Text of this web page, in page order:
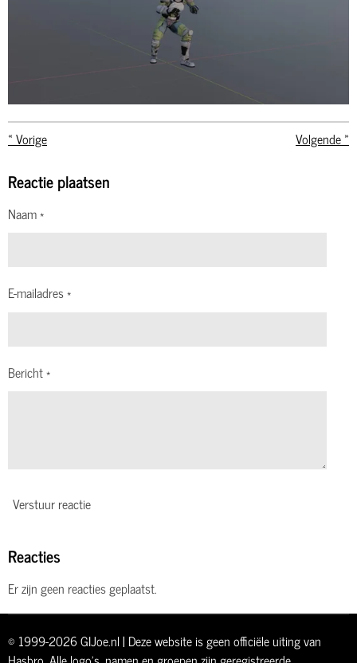
«Vorige Volgende»
Reactie plaatsen
Naam *
E-mailadres *
Bericht *
Verstuur reactie
Reacties
Er zijn geen reacties geplaatst.
© 1999-2026 GIJoe.nl | Deze website is geen officiële uiting van